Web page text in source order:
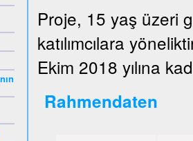
Proje, 15 yaş üzeri
katılımcılara
Ekim 2018 yılına
Rahmendaten